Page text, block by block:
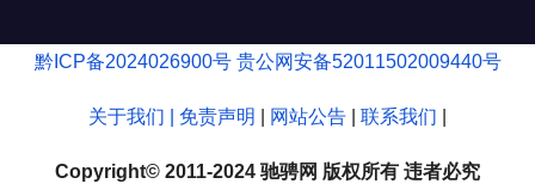
黔ICP备2024026900号 贵公网安备52011502009440号
关于我们 | 免责声明 网站公告 联系我们
Copyright© 2011-2024 驰骋网 版权所有 违者必究